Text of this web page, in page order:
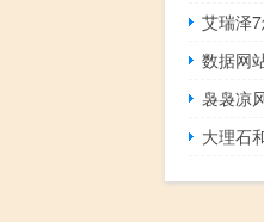
袅袅凉
大理石